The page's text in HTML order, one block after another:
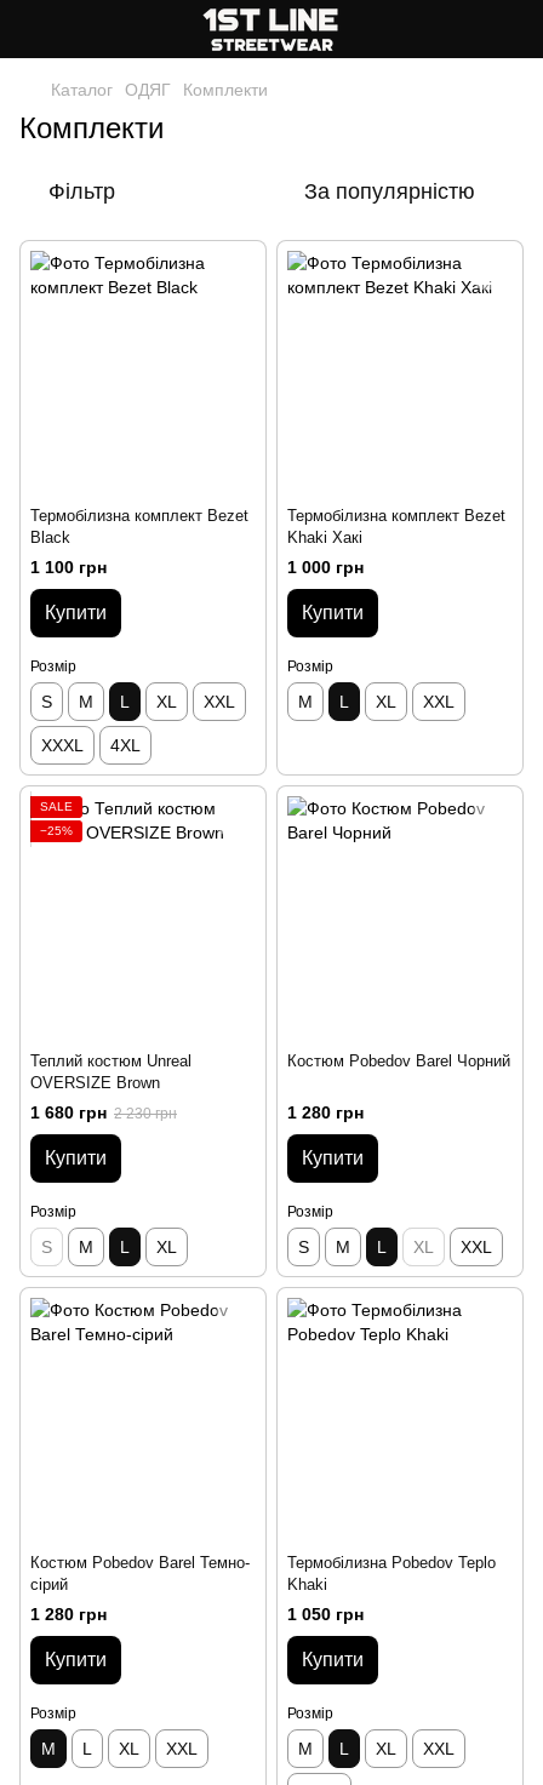
Каталог ОДЯГ Комплекти
Комплекти
Фільтр За популярністю
Термобілизна комплект Bezet
Black
1 100 грн
Купити
Розмір
S M L XL XXL
XXXL 4XL
Термобілизна комплект Bezet
Khaki Хакі
1 000 грн
Купити
Розмір
M L XL XXL
SALE
−25%
Теплий костюм Unreal
OVERSIZE Brown
1 680 грн 2 230 грн
Купити
Розмір
S M L XL
Костюм Pobedov Barel Чорний
1 280 грн
Купити
Розмір
S M L XL XXL
Костюм Pobedov Barel Темно-
сірий
1 280 грн
Купити
Розмір
M L XL XXL
Термобілизна Pobedov Teplo
Khaki
1 050 грн
Купити
Розмір
M L XL XXL